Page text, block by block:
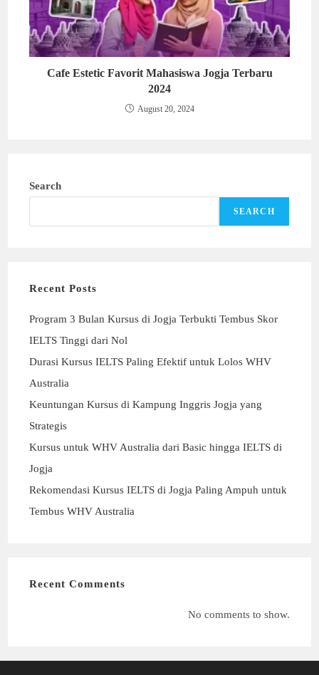
Cafe Estetic Favorit Mahasiswa Jogja Terbaru
2024
August 20, 2024
Search
SEARCH
Recent Posts
Program 3 Bulan Kursus di Jogja Terbukti Tembus Skor
IELTS Tinggi dari Nol
Durasi Kursus IELTS Paling Efektif untuk Lolos WHV
Australia
Keuntungan Kursus di Kampung Inggris Jogja yang
Strategis
Kursus untuk WHV Australia dari Basic hingga IELTS di
Jogja
Rekomendasi Kursus IELTS di Jogja Paling Ampuh untuk
Tembus WHV Australia
Recent Comments
No comments to show.